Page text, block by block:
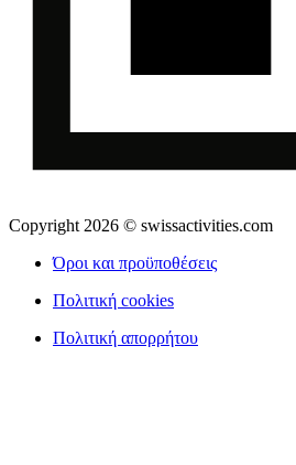
Copyright 2026 © swissactivities.com
Όροι και προϋποθέσεις
Πολιτική cookies
Πολιτική απορρήτου